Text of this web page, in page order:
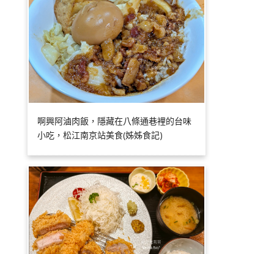
啊興阿滷肉飯，隱藏在八條通巷裡的台味
小吃，松江南京站美食(姊姊食記)